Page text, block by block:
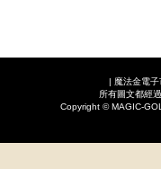
| 魔法金電
所有圖文都經
Copyright © MAGIC-